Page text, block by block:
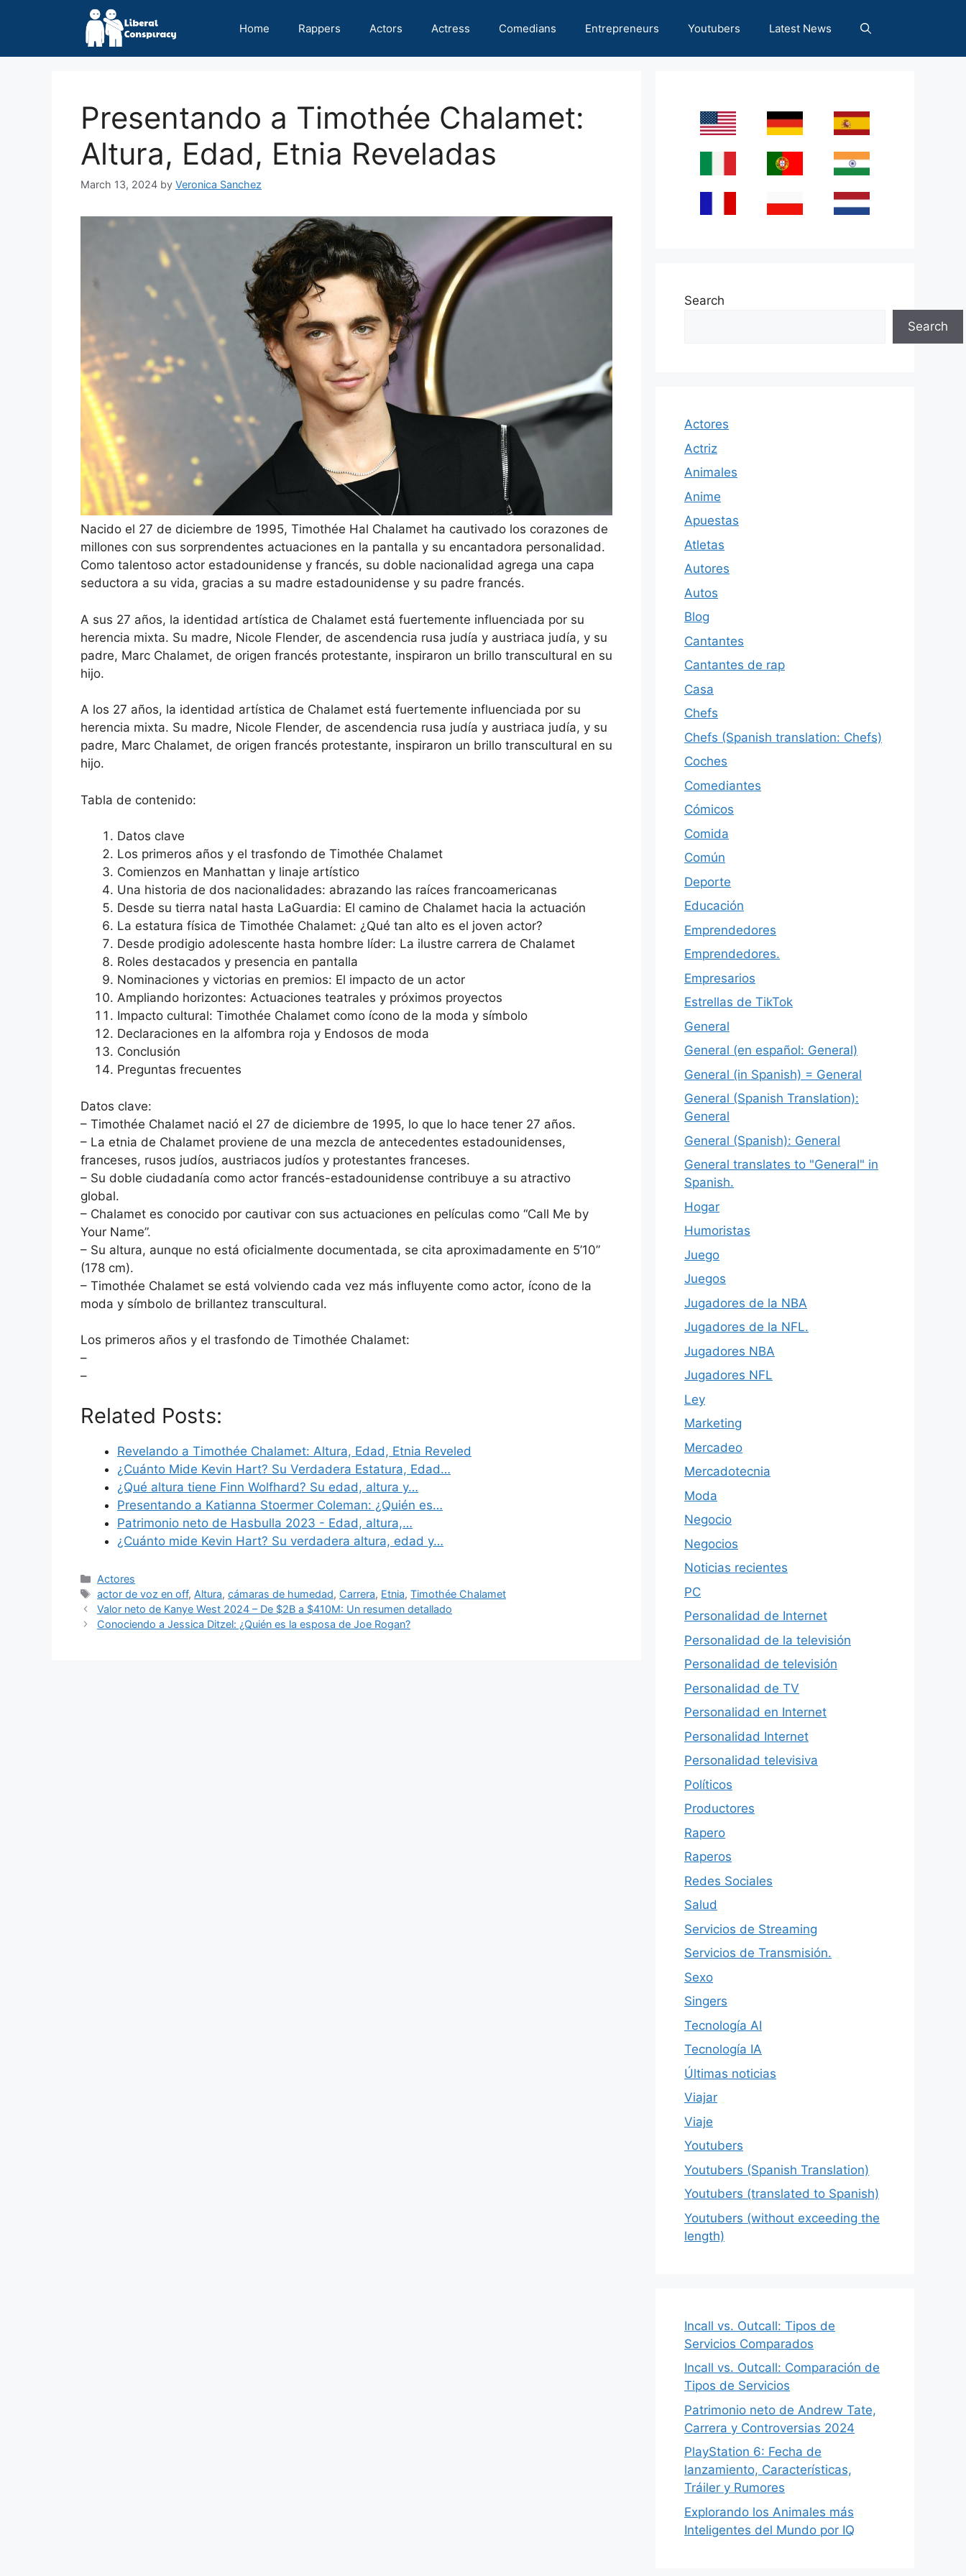
Home Rappers Actors Actress Comedians Entrepreneurs Youtubers Latest News
Presentando a Timothée Chalamet:
Altura, Edad, Etnia Reveladas
March 13, 2024 by Veronica Sanchez
Nacido el 27 de diciembre de 1995, Timothée Hal Chalamet ha cautivado los corazones de
millones con sus sorprendentes actuaciones en la pantalla y su encantadora personalidad.
Como talentoso actor estadounidense y francés, su doble nacionalidad agrega una capa
seductora a su vida, gracias a su madre estadounidense y su padre francés.
A sus 27 años, la identidad artística de Chalamet está fuertemente influenciada por su
herencia mixta. Su madre, Nicole Flender, de ascendencia rusa judía y austriaca judía, y su
padre, Marc Chalamet, de origen francés protestante, inspiraron un brillo transcultural en su
hijo.
A los 27 años, la identidad artística de Chalamet está fuertemente influenciada por su
herencia mixta. Su madre, Nicole Flender, de ascendencia rusa judía y austriaca judía, y su
padre, Marc Chalamet, de origen francés protestante, inspiraron un brillo transcultural en su
hijo.
Tabla de contenido:
Datos clave
Los primeros años y el trasfondo de Timothée Chalamet
Comienzos en Manhattan y linaje artístico
Una historia de dos nacionalidades: abrazando las raíces francoamericanas
Desde su tierra natal hasta LaGuardia: El camino de Chalamet hacia la actuación
La estatura física de Timothée Chalamet: ¿Qué tan alto es el joven actor?
Desde prodigio adolescente hasta hombre líder: La ilustre carrera de Chalamet
Roles destacados y presencia en pantalla
Nominaciones y victorias en premios: El impacto de un actor
Ampliando horizontes: Actuaciones teatrales y próximos proyectos
Impacto cultural: Timothée Chalamet como ícono de la moda y símbolo
Declaraciones en la alfombra roja y Endosos de moda
Conclusión
Preguntas frecuentes
Datos clave:
– Timothée Chalamet nació el 27 de diciembre de 1995, lo que lo hace tener 27 años.
– La etnia de Chalamet proviene de una mezcla de antecedentes estadounidenses,
franceses, rusos judíos, austriacos judíos y protestantes franceses.
– Su doble ciudadanía como actor francés-estadounidense contribuye a su atractivo
global.
– Chalamet es conocido por cautivar con sus actuaciones en películas como “Call Me by
Your Name”.
– Su altura, aunque no está oficialmente documentada, se cita aproximadamente en 5’10”
(178 cm).
– Timothée Chalamet se está volviendo cada vez más influyente como actor, ícono de la
moda y símbolo de brillantez transcultural.
Los primeros años y el trasfondo de Timothée Chalamet:
–
–
Related Posts:
Revelando a Timothée Chalamet: Altura, Edad, Etnia Reveled
¿Cuánto Mide Kevin Hart? Su Verdadera Estatura, Edad…
¿Qué altura tiene Finn Wolfhard? Su edad, altura y…
Presentando a Katianna Stoermer Coleman: ¿Quién es…
Patrimonio neto de Hasbulla 2023 - Edad, altura,…
¿Cuánto mide Kevin Hart? Su verdadera altura, edad y…
Categories
Actores
Tags
actor de voz en off, Altura,cámaras de humedad, Carrera, Etnia,Timothée Chalamet
Valor neto de Kanye West 2024 – De $2B a $410M: Un resumen detallado
Conociendo a Jessica Ditzel: ¿Quién es la esposa de Joe Rogan?
Search
Search
Actores
Actriz
Animales
Anime
Apuestas
Atletas
Autores
Autos
Blog
Cantantes
Cantantes de rap
Casa
Chefs
Chefs (Spanish translation: Chefs)
Coches
Comediantes
Cómicos
Comida
Común
Deporte
Educación
Emprendedores
Emprendedores.
Empresarios
Estrellas de TikTok
General
General (en español: General)
General (in Spanish) = General
General (Spanish Translation):
General
General (Spanish): General
General translates to "General" in
Spanish.
Hogar
Humoristas
Juego
Juegos
Jugadores de la NBA
Jugadores de la NFL.
Jugadores NBA
Jugadores NFL
Ley
Marketing
Mercadeo
Mercadotecnia
Moda
Negocio
Negocios
Noticias recientes
PC
Personalidad de Internet
Personalidad de la televisión
Personalidad de televisión
Personalidad de TV
Personalidad en Internet
Personalidad Internet
Personalidad televisiva
Políticos
Productores
Rapero
Raperos
Redes Sociales
Salud
Servicios de Streaming
Servicios de Transmisión.
Sexo
Singers
Tecnología AI
Tecnología IA
Últimas noticias
Viajar
Viaje
Youtubers
Youtubers (Spanish Translation)
Youtubers (translated to Spanish)
Youtubers (without exceeding the
length)
Incall vs. Outcall: Tipos de
Servicios Comparados
Incall vs. Outcall: Comparación de
Tipos de Servicios
Patrimonio neto de Andrew Tate,
Carrera y Controversias 2024
PlayStation 6: Fecha de
lanzamiento, Características,
Tráiler y Rumores
Explorando los Animales más
Inteligentes del Mundo por IQ